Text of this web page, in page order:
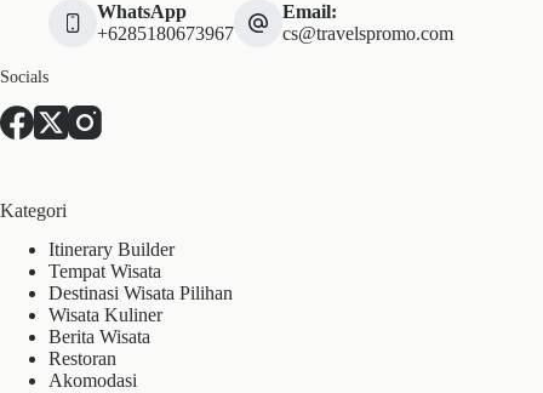
WhatsApp
+6285180673967
Email:
cs@travelspromo.com
Socials
Kategori
Itinerary Builder
Tempat Wisata
Destinasi Wisata Pilihan
Wisata Kuliner
Berita Wisata
Restoran
Akomodasi